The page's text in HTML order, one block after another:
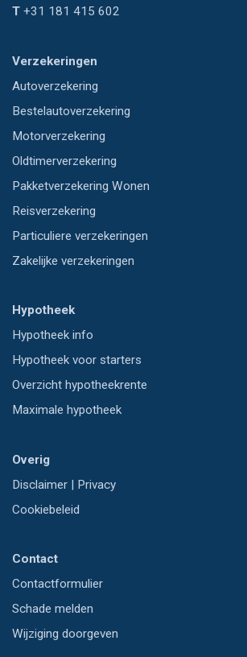
T +31 181 415 602
Verzekeringen
Autoverzekering
Bestelautoverzekering
Motorverzekering
Oldtimerverzekering
Pakketverzekering Wonen
Reisverzekering
Particuliere verzekeringen
Zakelijke verzekeringen
Hypotheek
Hypotheek info
Hypotheek voor starters
Overzicht hypotheekrente
Maximale hypotheek
Overig
Disclaimer | Privacy
Cookiebeleid
Contact
Contactformulier
Schade melden
Wijziging doorgeven